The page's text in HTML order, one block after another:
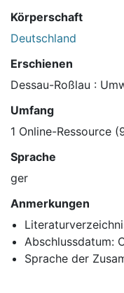
Körperschaft
Deutschland
Erschienen
Dessau-Roßlau :
Umfang
1 Online-Ressource
Sprache
ger
Anmerkungen
Abschlussdatum:
Sprache der